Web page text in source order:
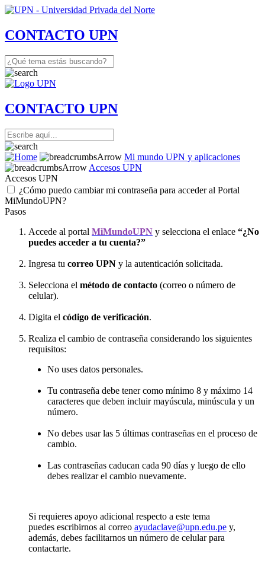
CONTACTO UPN
CONTACTO UPN
Mi mundo UPN y aplicaciones
Accesos UPN
Accesos UPN
¿Cómo puedo cambiar mi contraseña para acceder al Portal
MiMundoUPN?
Pasos
Accede al portal MiMundoUPN y selecciona el enlace “¿No
puedes acceder a tu cuenta?”
Ingresa tu correo UPN y la autenticación solicitada.
Selecciona el método de contacto (correo o número de
celular).
Digita el código de verificación.
Realiza el cambio de contraseña considerando los siguientes
requisitos:
No uses datos personales.
Tu contraseña debe tener como mínimo 8 y máximo 14
caracteres que deben incluir mayúscula, minúscula y un
número.
No debes usar las 5 últimas contraseñas en el proceso de
cambio.
Las contraseñas caducan cada 90 días y luego de ello
debes realizar el cambio nuevamente.
Si requieres apoyo adicional respecto a este tema
puedes escribirnos al correo ayudaclave@upn.edu.pe y,
además, debes facilitarnos un número de celular para
contactarte.